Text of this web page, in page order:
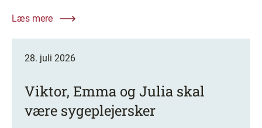
Læs mere
28. juli 2026
Viktor, Emma og Julia skal
være sygeplejersker